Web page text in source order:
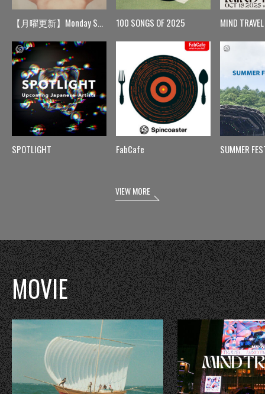
【月曜更新】Monday Spin
SPOTLIGHT
100 SONGS OF 2025
FabCafe
MIND TRAVEL
SUMMER
VIEW MORE
MOVIE